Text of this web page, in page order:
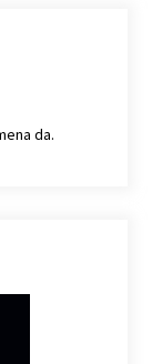
da.